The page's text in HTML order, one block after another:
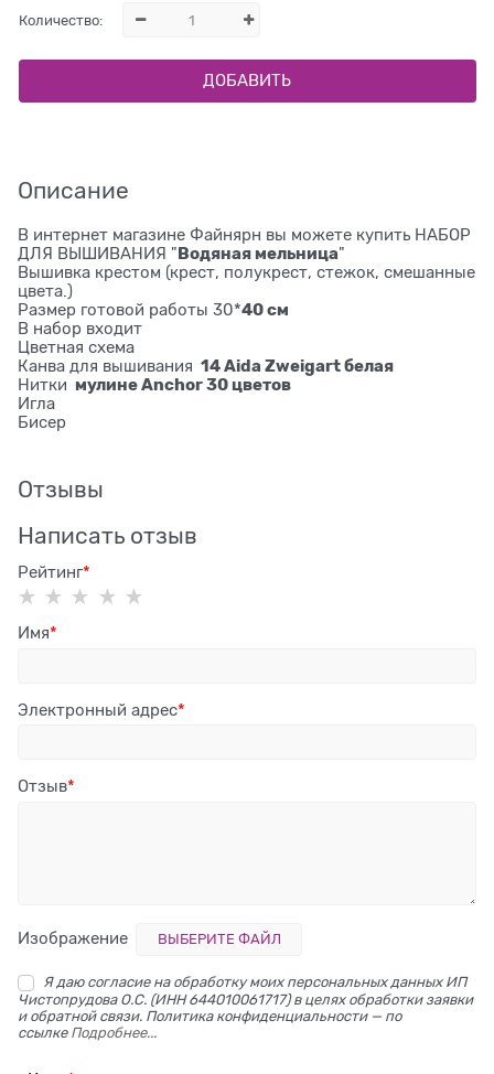
Количество:
ДОБАВИТЬ
Описание
В интернет магазине Файнярн вы можете купить НАБОР
ДЛЯ ВЫШИВАНИЯ " Водяная мельница"
Вышивка крестом (крест, полукрест, стежок, смешанные
цвета.)
Размер готовой работы 30*40 см
В набор входит
Цветная схема
Канва для вышивания 14 Aida Zweigart белая
Нитки мулине Anchor 30 цветов
Игла
Бисер
Отзывы
Написать отзыв
Рейтинг
Имя
Электронный адрес
Отзыв
Изображение ВЫБЕРИТЕ ФАЙЛ
Я даю согласие на обработку моих персональных данных ИП
Чистопрудова О.С. (ИНН 644010061717) в целях обработки заявки
и обратной связи. Политика конфиденциальности — по
ссылке Подробнее...